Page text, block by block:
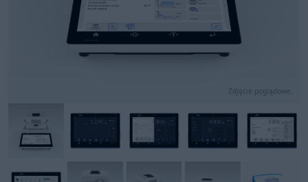
Zdjęcie poglądowe.